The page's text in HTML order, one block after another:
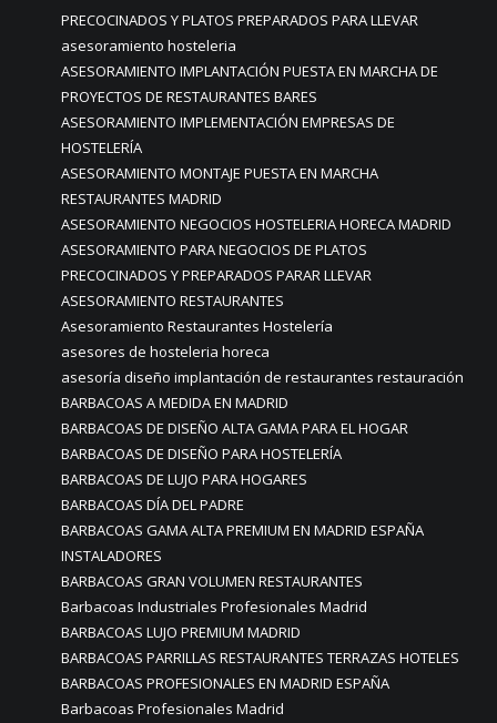
PRECOCINADOS Y PLATOS PREPARADOS PARA LLEVAR
asesoramiento hosteleria
ASESORAMIENTO IMPLANTACIÓN PUESTA EN MARCHA DE
PROYECTOS DE RESTAURANTES BARES
ASESORAMIENTO IMPLEMENTACIÓN EMPRESAS DE
HOSTELERÍA
ASESORAMIENTO MONTAJE PUESTA EN MARCHA
RESTAURANTES MADRID
ASESORAMIENTO NEGOCIOS HOSTELERIA HORECA MADRID
ASESORAMIENTO PARA NEGOCIOS DE PLATOS
PRECOCINADOS Y PREPARADOS PARAR LLEVAR
ASESORAMIENTO RESTAURANTES
Asesoramiento Restaurantes Hostelería
asesores de hosteleria horeca
asesoría diseño implantación de restaurantes restauración
BARBACOAS A MEDIDA EN MADRID
BARBACOAS DE DISEÑO ALTA GAMA PARA EL HOGAR
BARBACOAS DE DISEÑO PARA HOSTELERÍA
BARBACOAS DE LUJO PARA HOGARES
BARBACOAS DÍA DEL PADRE
BARBACOAS GAMA ALTA PREMIUM EN MADRID ESPAÑA
INSTALADORES
BARBACOAS GRAN VOLUMEN RESTAURANTES
Barbacoas Industriales Profesionales Madrid
BARBACOAS LUJO PREMIUM MADRID
BARBACOAS PARRILLAS RESTAURANTES TERRAZAS HOTELES
BARBACOAS PROFESIONALES EN MADRID ESPAÑA
Barbacoas Profesionales Madrid